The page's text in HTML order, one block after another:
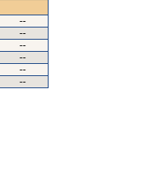
--
--
--
--
--
--